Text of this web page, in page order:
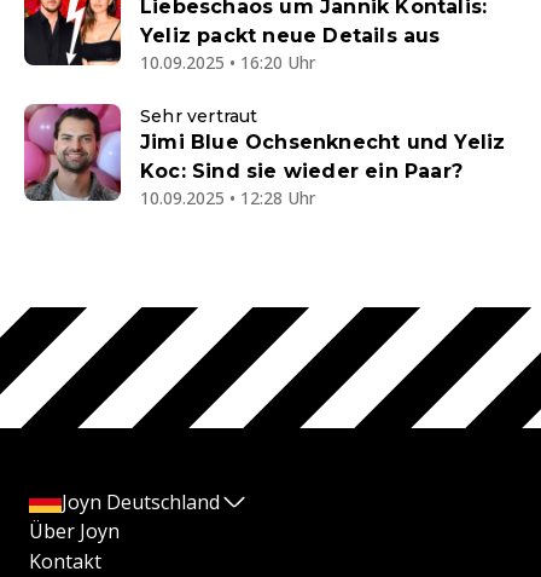
Liebeschaos um Jannik Kontalis:
Yeliz packt neue Details aus
10.09.2025 • 16:20 Uhr
Sehr vertraut
Jimi Blue Ochsenknecht und Yeliz
Koc: Sind sie wieder ein Paar?
10.09.2025 • 12:28 Uhr
Joyn Deutschland
Über Joyn
Kontakt